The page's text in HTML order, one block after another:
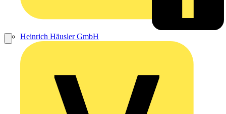
Heinrich Häusler GmbH